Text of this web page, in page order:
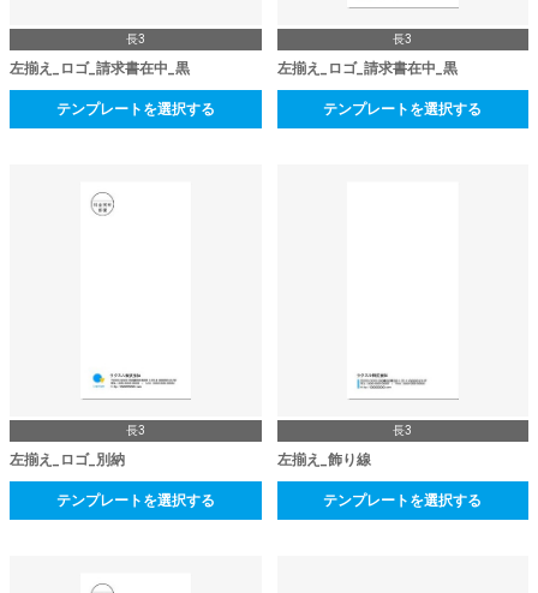
長3
左揃え_ロゴ_請求書在中_黒
テンプレートを選択する
長3
左揃え_ロゴ_請求書在中_黒
テンプレートを選択する
長3
左揃え_ロゴ_別納
テンプレートを選択する
長3
左揃え_飾り線
テンプレートを選択する